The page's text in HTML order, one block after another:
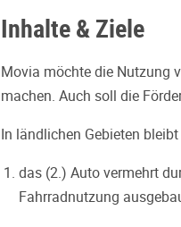
Inhalte & Ziele
Movia möchte die Nutzung
machen. Auch soll die
In ländlichen Gebieten
das (2.) Auto vermehrt
Fahrradnutzung